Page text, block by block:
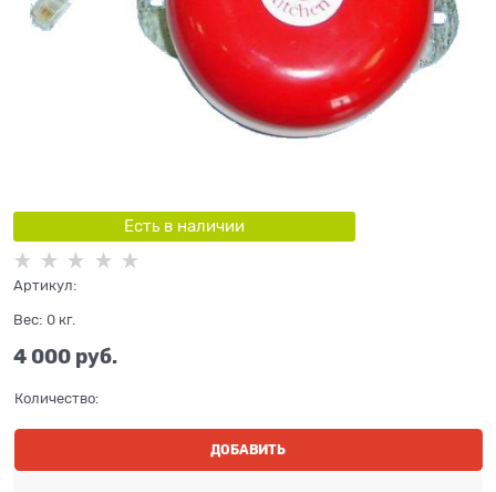
Есть в наличии
Артикул:
Вес: 0 кг.
4 000 руб.
Количество:
ДОБАВИТЬ